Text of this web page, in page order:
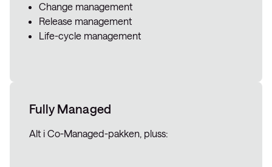
Change management
Release management
Life-cycle management
Fully Managed
Alt i Co-Managed-pakken, pluss: